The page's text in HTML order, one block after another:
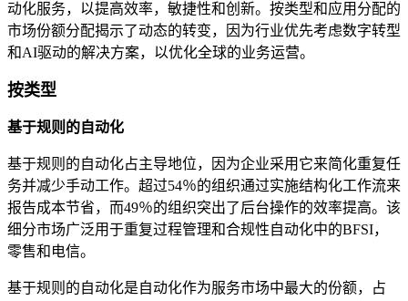
动化服务，以提高效率，敏捷性和创新。按类型和应用分配的
市场份额分配揭示了动态的转变，因为行业优先考虑数字转型
和AI驱动的解决方案，以优化全球的业务运营。
按类型
基于规则的自动化
基于规则的自动化占主导地位，因为企业采用它来简化重复任
务并减少手动工作。超过54％的组织通过实施结构化工作流来
报告成本节省，而49％的组织突出了后台操作的效率提高。该
细分市场广泛用于重复过程管理和合规性自动化中的BFSI，
零售和电信。
基于规则的自动化是自动化作为服务市场中最大的份额，占